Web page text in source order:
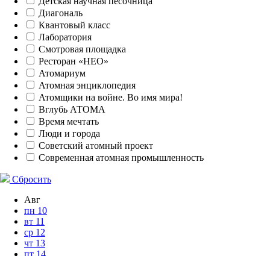
Диагональ
Квантовый класс
Лаборатория
Смотровая площадка
Ресторан «НЕО»
Атомариум
Атомная энциклопедия
Атомщики на войне. Во имя мира!
Вглубь АТОМА
Время мечтать
Люди и города
Советский атомный проект
Современная атомная промышленность
Сбросить
Авг
пн 10
вт 11
ср 12
чт 13
пт 14